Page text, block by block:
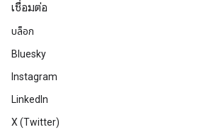
เชื่อมต่อ
บล็อก
Bluesky
Instagram
LinkedIn
X (Twitter)